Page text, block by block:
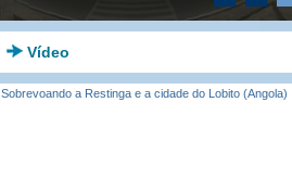
Vídeo
Sobrevoando a Restinga e a cidade do Lobito (Angola)